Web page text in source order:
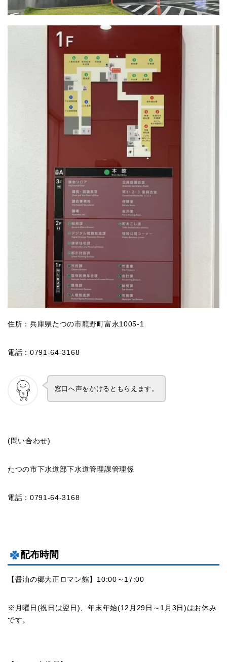
住所：兵庫県たつの市龍野町富永1005-1
電話：0791-64-3168
窓口へ声をかけるともらえます。
(問い合わせ)
たつの市下水道部下水道管理課管理係
電話：0791-64-3168
配布時間
【醤油の郷大正ロマン館】10:00～17:00
※月曜日(祝日は翌日)、年末年始(12月29日～1月3日)はお休み
です。